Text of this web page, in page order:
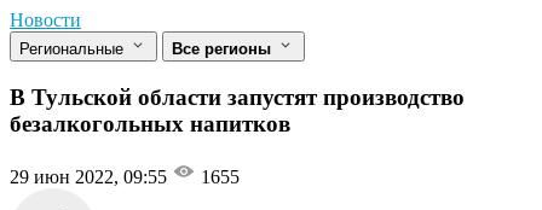
Новости
Региональные Все регионы
В Тульской области запустят производство
безалкогольных напитков
29 июн 2022, 09:55 1655